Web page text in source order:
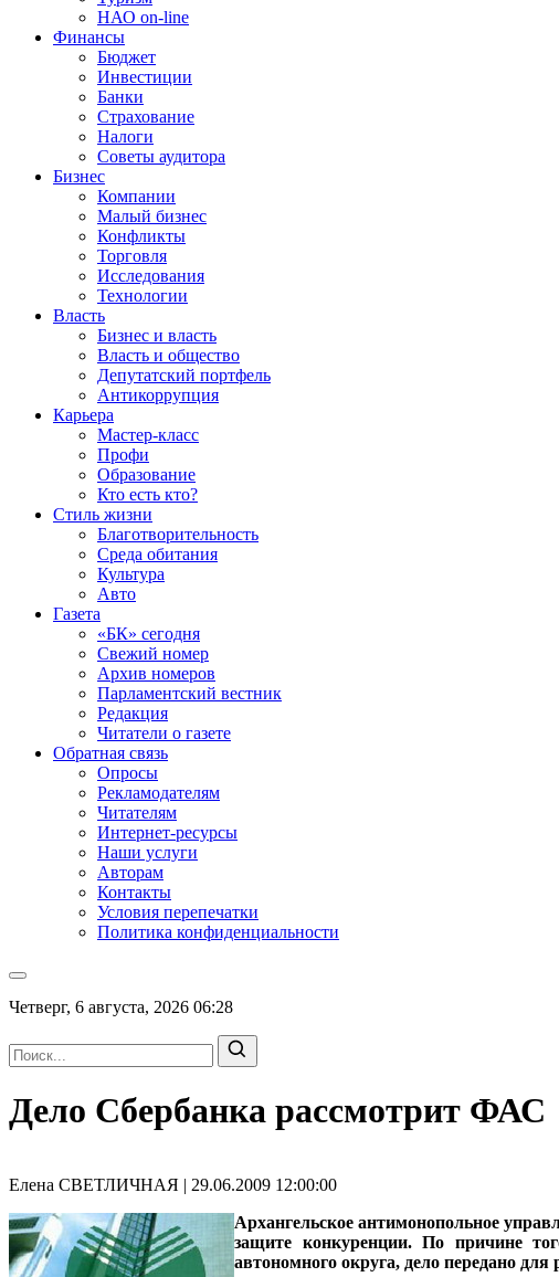
НАО on-line
Финансы
Бюджет
Инвестиции
Банки
Страхование
Налоги
Советы аудитора
Бизнес
Компании
Малый бизнес
Конфликты
Торговля
Исследования
Технологии
Власть
Бизнес и власть
Власть и общество
Депутатский портфель
Антикоррупция
Карьера
Мастер-класс
Профи
Образование
Кто есть кто?
Стиль жизни
Благотворительность
Среда обитания
Культура
Авто
Газета
«БК» сегодня
Свежий номер
Архив номеров
Парламентский вестник
Редакция
Читатели о газете
Обратная связь
Опросы
Рекламодателям
Читателям
Интернет-ресурсы
Наши услуги
Авторам
Контакты
Условия перепечатки
Политика конфиденциальности
Четверг, 6 августа, 2026 06:28
Дело Сбербанка рассмотрит ФАС
Елена СВЕТЛИЧНАЯ | 29.06.2009 12:00:00
Архангельское антимонопольное
защите конкуренции. По причине
автономного округа, дело передано